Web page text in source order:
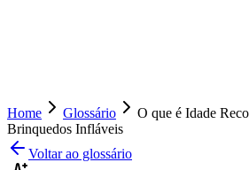
Home Glossário
O que é Idade
Brinquedos Infláveis
Voltar ao glossário